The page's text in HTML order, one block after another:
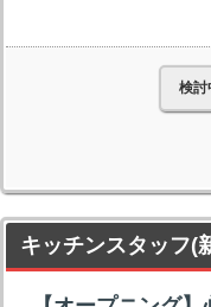
検討
キッチンスタッフ(